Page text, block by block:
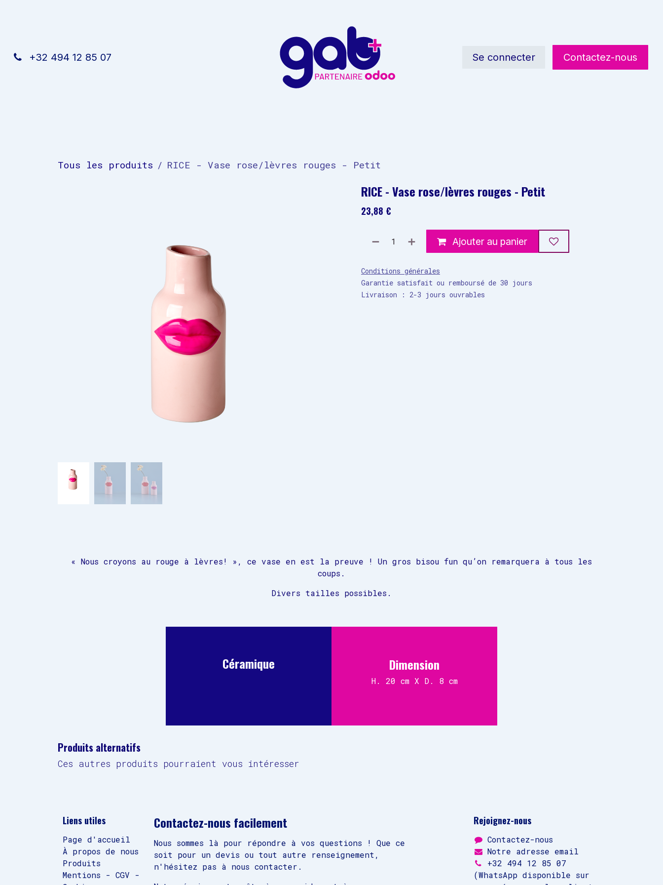
+32 494 12 85 07 Se connecter Contactez-nous
Tous les produits RICE - Vase rose/lèvres rouges - Petit
RICE - Vase rose/lèvres rouges - Petit
23,88 €
Ajouter au panier
Conditions générales
Garantie satisfait ou remboursé de 30 jours
Livraison : 2-3 jours ouvrables
« Nous croyons au rouge à lèvres! », ce vase en est la preuve ! Un gros bisou fun qu’on remarquera à tous les
coups.
Divers tailles possibles.
Dimension
H. 20 cm X D. 8 cm
Céramique
Produits alternatifs
Ces autres produits pourraient vous intéresser
Liens utiles
Page d'accueil
À propos de nous
Produits
Mentions - CGV -
Contactez-nous facilement
Nous sommes là pour répondre à vos questions ! Que ce
soit pour un devis ou tout autre renseignement,
n'hésitez pas à nous contacter.
Rejoignez-nous
Contactez-nous
Notre adresse email
+32 494 12 85 07
(WhatsApp disponible sur